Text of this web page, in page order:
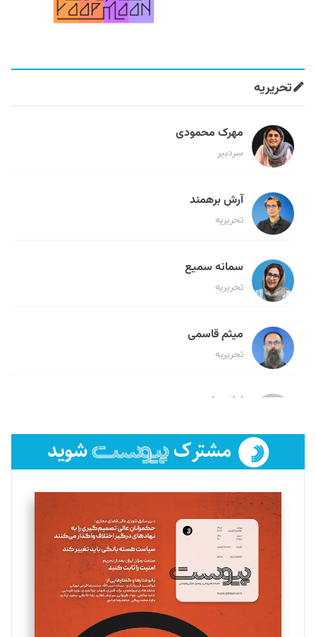
تحریریه
مهرک محمودی
سردبیر
آرش برهمند
تحریریه
سمانه سمیع
تحریریه
میثم قاسمی
تحریریه
لیلا حنارود
فائزه فتحی رستمی
تحریریه
سروش کرمیان
تحریریه
مینا پاکدل